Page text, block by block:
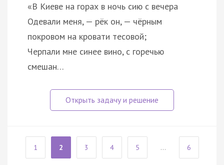
«В Киеве на горах в ночь сию с вечера
Одевали меня, — рёк он, — чёрным
покровом на кровати тесовой;
Черпали мне синее вино, с горечью
смешан…
1 2 3 4 5 ... 6